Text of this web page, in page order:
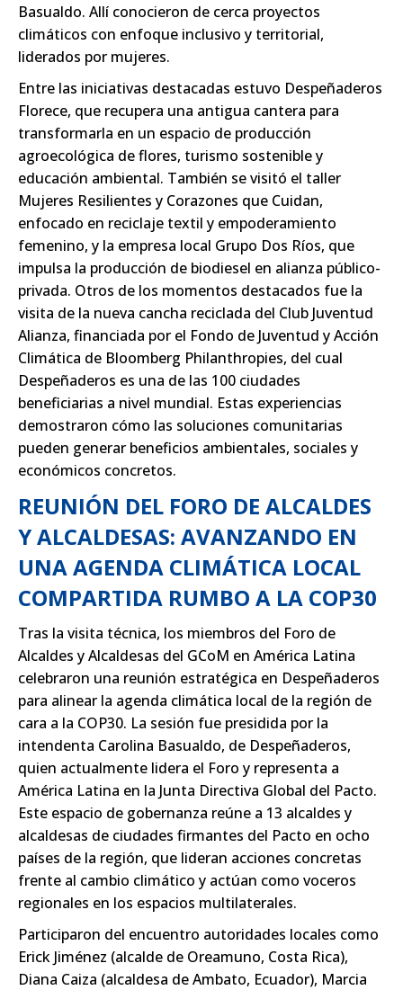
Basualdo. Allí conocieron de cerca proyectos
climáticos con enfoque inclusivo y territorial,
liderados por mujeres.
Entre las iniciativas destacadas estuvo Despeñaderos
Florece, que recupera una antigua cantera para
transformarla en un espacio de producción
agroecológica de flores, turismo sostenible y
educación ambiental. También se visitó el taller
Mujeres Resilientes y Corazones que Cuidan,
enfocado en reciclaje textil y empoderamiento
femenino, y la empresa local Grupo Dos Ríos, que
impulsa la producción de biodiesel en alianza público-
privada. Otros de los momentos destacados fue la
visita de la nueva cancha reciclada del Club Juventud
Alianza, financiada por el Fondo de Juventud y Acción
Climática de Bloomberg Philanthropies, del cual
Despeñaderos es una de las 100 ciudades
beneficiarias a nivel mundial. Estas experiencias
demostraron cómo las soluciones comunitarias
pueden generar beneficios ambientales, sociales y
económicos concretos.
REUNIÓN DEL FORO DE ALCALDES
Y ALCALDESAS: AVANZANDO EN
UNA AGENDA CLIMÁTICA LOCAL
COMPARTIDA RUMBO A LA COP30
Tras la visita técnica, los miembros del Foro de
Alcaldes y Alcaldesas del GCoM en América Latina
celebraron una reunión estratégica en Despeñaderos
para alinear la agenda climática local de la región de
cara a la COP30. La sesión fue presidida por la
intendenta Carolina Basualdo, de Despeñaderos,
quien actualmente lidera el Foro y representa a
América Latina en la Junta Directiva Global del Pacto.
Este espacio de gobernanza reúne a 13 alcaldes y
alcaldesas de ciudades firmantes del Pacto en ocho
países de la región, que lideran acciones concretas
frente al cambio climático y actúan como voceros
regionales en los espacios multilaterales.
Participaron del encuentro autoridades locales como
Erick Jiménez (alcalde de Oreamuno, Costa Rica),
Diana Caiza (alcaldesa de Ambato, Ecuador), Marcia